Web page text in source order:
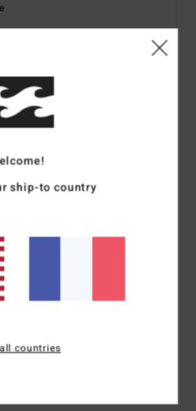
Bleu Femme
ship-to country
countries